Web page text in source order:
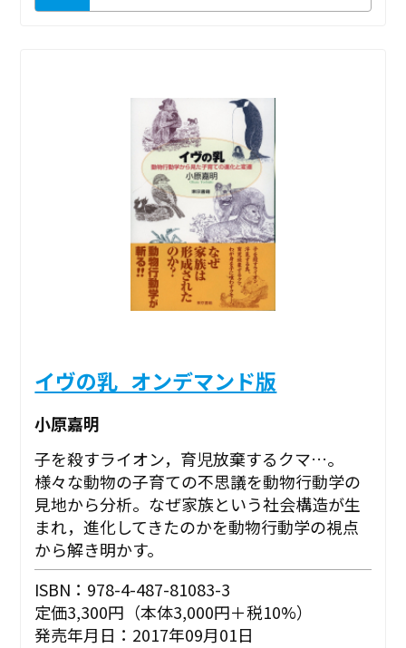
イヴの乳_オンデマンド版
小原嘉明
子を殺すライオン，育児放棄するクマ…。
様々な動物の子育ての不思議を動物行動学の
見地から分析。なぜ家族という社会構造が生
まれ，進化してきたのかを動物行動学の視点
から解き明かす。
ISBN：978-4-487-81083-3
定価3,300円（本体3,000円＋税10%）
発売年月日：2017年09月01日